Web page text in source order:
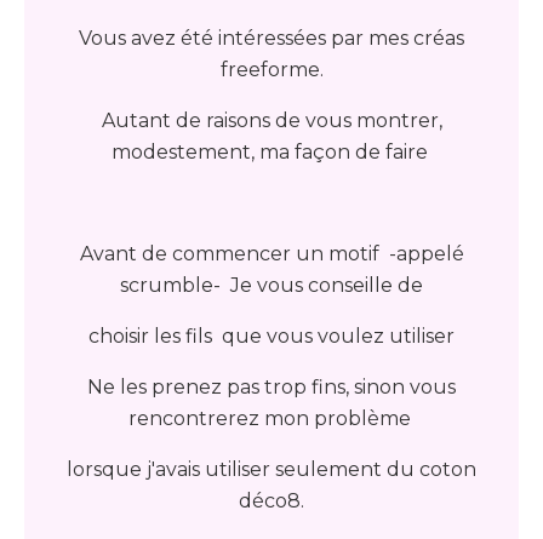
Vous avez été intéressées par mes créas
freeforme.
Autant de raisons de vous montrer,
modestement, ma façon de faire
Avant de commencer un motif -appelé
scrumble- Je vous conseille de
choisir les fils que vous voulez utiliser
Ne les prenez pas trop fins, sinon vous
rencontrerez mon problème
lorsque j'avais utiliser seulement du coton
déco8.